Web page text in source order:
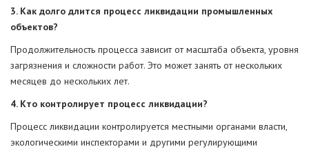
3. Как долго длится процесс ликвидации промышленных
объектов?
Продолжительность процесса зависит от масштаба объекта, уровня
загрязнения и сложности работ. Это может занять от нескольких
месяцев до нескольких лет.
4. Кто контролирует процесс ликвидации?
Процесс ликвидации контролируется местными органами власти,
экологическими инспекторами и другими регулирующими